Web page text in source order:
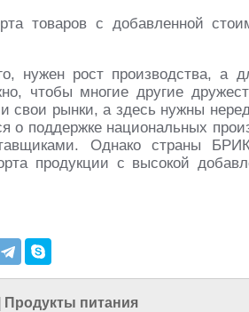
товаров с добавленной
нужен рост производства, а
чтобы многие другие
свои рынки, а здесь нужны
о поддержке национальных
Однако страны
продукции с высокой
Продукты питания